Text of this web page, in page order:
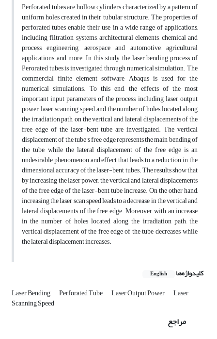
Perforated tubes are hollow cylinders characterized by a pattern of
uniform holes created in their tubular structure. The properties of
perforated tubes enable their use in a wide range of applications,
including filtration systems, architectural elements, chemical and
process engineering, aerospace and automotive, agricultural
applications, and more. In this study, the laser bending process of
Perorated tubes is investigated through numerical simulation. The
commercial finite element software Abaqus is used for the
numerical simulations. To this end, the effects of the most
important input parameters of the process, including laser output
power, laser scanning speed and the number of holes located along
the irradiation path, on the vertical and lateral displacements of the
free edge of the laser-bent tube are investigated. The vertical
displacement of the tube's free edge represents the main bending of
the tube, while the lateral displacement of the free edge is an
undesirable phenomenon and effect that leads to a reduction in the
dimensional accuracy of the laser-bent tubes. The results show that
by increasing the laser power, the vertical and lateral displacements
of the free edge of the laser-bent tube increase. On the other hand,
increasing the laser scan speed leads to a decrease in the vertical and
lateral displacements of the free edge. Moreover, with an increase
in the number of holes located along the irradiation path, the
vertical displacement of the free edge of the tube decreases, while
the lateral displacement increases.
کلیدواژه‌ها English
Laser Bending Perforated Tube Laser Output Power Laser
Scanning Speed
مراجع